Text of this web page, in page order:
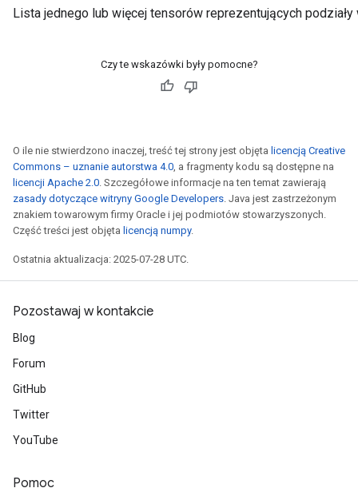
Lista jednego lub więcej tensorów reprezentujących podziały
Czy te wskazówki były pomocne?
O ile nie stwierdzono inaczej, treść tej strony jest objęta licencją Creative
Commons – uznanie autorstwa 4.0, a fragmenty kodu są dostępne na
licencji Apache 2.0. Szczegółowe informacje na ten temat zawierają
zasady dotyczące witryny Google Developers. Java jest zastrzeżonym
znakiem towarowym firmy Oracle i jej podmiotów stowarzyszonych.
Część treści jest objęta licencją numpy.
Ostatnia aktualizacja: 2025-07-28 UTC.
Pozostawaj w kontakcie
Blog
Forum
GitHub
Twitter
YouTube
Pomoc